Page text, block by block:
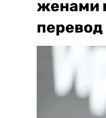
женами